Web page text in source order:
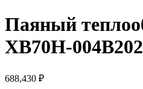
Паяный
XB70H-
688,430 ₽